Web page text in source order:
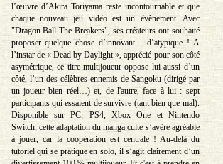
l’œuvre d’Akira Toriyama reste incontournable et que
chaque nouveau jeu vidéo est un évènement. Avec
"Dragon Ball The Breakers", ses créateurs ont souhaité
proposer quelque chose d’innovant… d’atypique ! A
l’instar de « Dead by Daylight », apprécié pour son côté
asymétrique, ce titre multijoueur oppose lui aussi d’un
côté, l’un des célèbres ennemis de Sangoku (dirigé par
un joueur bien réel…) et, de l'autre, face à lui : sept
participants qui essaient de survivre (tant bien que mal).
Disponible sur PC, PS4, Xbox One et Nintendo
Switch, cette adaptation du manga culte s’avère agréable
à jouer, car la coopération est centrale ! Au-delà du
tutoriel qui se pratique en solo, il s’agit clairement d’un